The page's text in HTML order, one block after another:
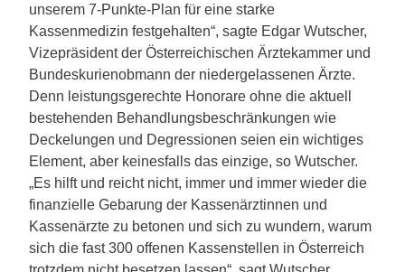
unserem 7-Punkte-Plan für eine starke
Kassenmedizin festgehalten“, sagte Edgar Wutscher,
Vizepräsident der Österreichischen Ärztekammer und
Bundeskurienobmann der niedergelassenen Ärzte.
Denn leistungsgerechte Honorare ohne die aktuell
bestehenden Behandlungsbeschränkungen wie
Deckelungen und Degressionen seien ein wichtiges
Element, aber keinesfalls das einzige, so Wutscher.
„Es hilft und reicht nicht, immer und immer wieder die
finanzielle Gebarung der Kassenärztinnen und
Kassenärzte zu betonen und sich zu wundern, warum
sich die fast 300 offenen Kassenstellen in Österreich